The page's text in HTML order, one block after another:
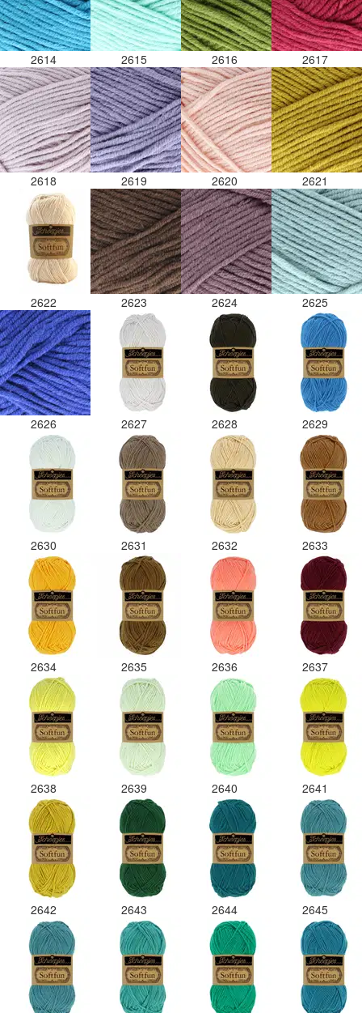
2614 2615 2616 2617
2618 2619 2620 2621
2622 2623 2624 2625
2626 2627 2628 2629
2630 2631 2632 2633
2634 2635 2636 2637
2638 2639 2640 2641
2642 2643 2644 2645